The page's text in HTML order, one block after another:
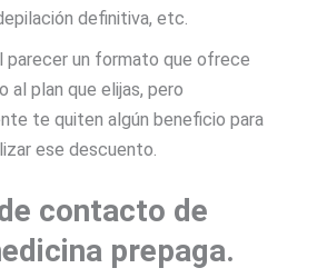
definitiva, etc.
parecer un formato que ofrece
al plan que elijas, pero
te quiten algún beneficio para
ese descuento.
contacto de
prepaga.